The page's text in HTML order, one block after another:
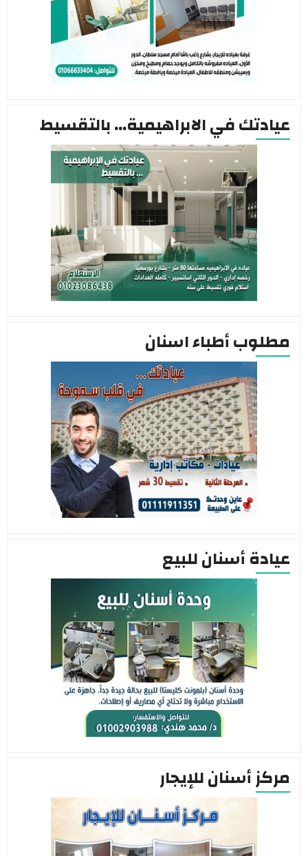
عيادتك في الابراهيمية… بالتقسيط
مطلوب أطباء اسنان
عيادة أسنان للبيع
مركز أسنان للإيجار